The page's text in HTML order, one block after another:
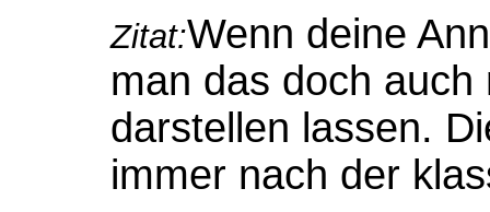
Zitat:Wenn deine
man das doch
darstellen lassen.
immer nach der